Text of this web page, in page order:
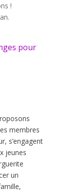
!
pour
membres
s’engagent
jeunes
un